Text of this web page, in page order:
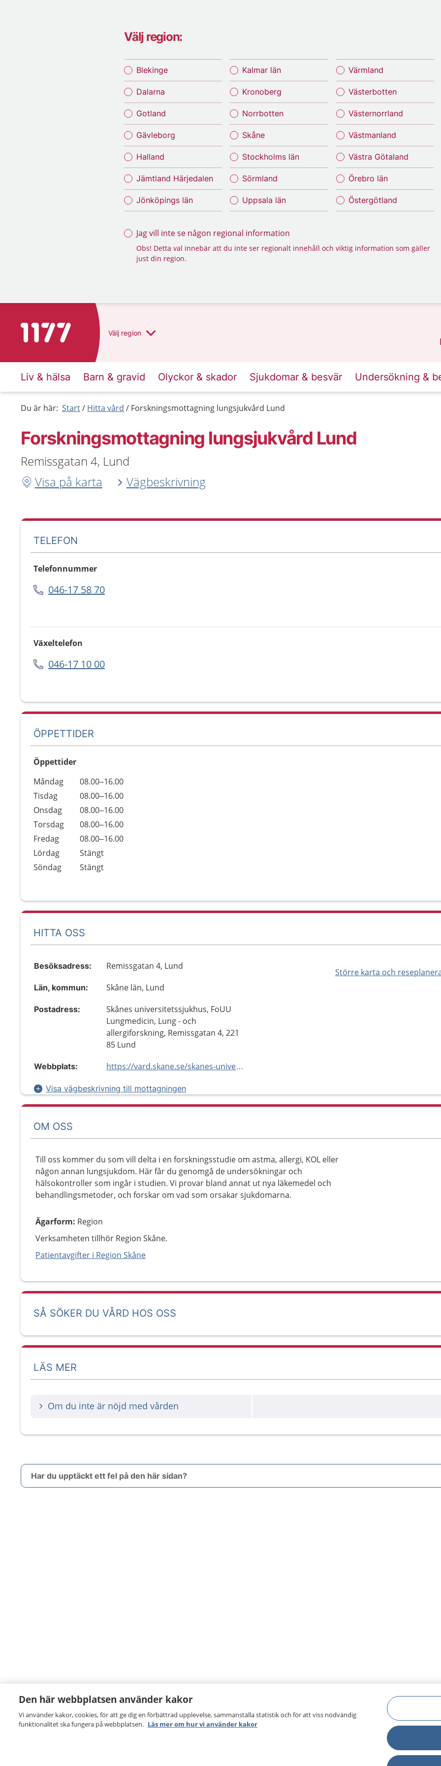
Välj region:
Blekinge
Dalarna
Gotland
Gävleborg
Halland
Jämtland Härjedalen
Jönköpings län
Kalmar län
Kronoberg
Norrbotten
Skåne
Stockholms län
Sörmland
Uppsala län
Värmland
Västerbotten
Västernorrland
Västmanland
Västra Götaland
Örebro län
Östergötland
Jag vill inte se någon regional information
Obs! Detta val innebär att du inte ser regionalt innehåll och viktig information som gäller
just din region.
Till startsidan för 1177 Välj region
Liv & hälsa Barn & gravid Olyckor & skador Sjukdomar & besvär Undersökning &
Du är här: Start Hitta vård Forskningsmottagning lungsjukvård Lund
Forskningsmottagning lungsjukvård Lund
Remissgatan 4, Lund
Visa på karta
Vägbeskrivning
TELEFON
Telefonnummer
046-17 58 70
Växeltelefon
046-17 10 00
ÖPPETTIDER
Öppettider
Dag
Öppettider
Kommentarer
Måndag
08.00–16.00
Tisdag
08.00–16.00
Onsdag
08.00–16.00
Torsdag
08.00–16.00
Fredag
08.00–16.00
Lördag
Stängt
Söndag
Stängt
HITTA OSS
Större karta och
Besöksadress: Remissgatan 4, Lund
Län, kommun: Skåne län, Lund
Postadress:
Skånes universitetssjukhus, FoUU
Lungmedicin, Lung - och
allergiforskning, Remissgatan 4, 221
85 Lund
Webbplats: https://vard.skane.se/skanes-universitetssjukhus-sus/mottagningar-och-avdelningar/forskningsmottagning-lungsjukvard-Lund/
Visa vägbeskrivning till mottagningen
OM OSS
Till oss kommer du som vill delta i en forskningsstudie om astma, allergi, KOL eller
någon annan lungsjukdom. Här får du genomgå de undersökningar och
hälsokontroller som ingår i studien. Vi provar bland annat ut nya läkemedel och
behandlingsmetoder, och forskar om vad som orsakar sjukdomarna.
Ägarform: Region
Verksamheten tillhör Region Skåne.
Patientavgifter i Region Skåne
SÅ SÖKER DU VÅRD HOS OSS
LÄS MER
Om du inte är nöjd med vården
Har du upptäckt ett fel på den här sidan?
Den här webbplatsen använder kakor
Vi använder kakor, cookies, för att ge dig en förbättrad upplevelse, sammanställa statistik och för att viss nödvändig
funktionalitet ska fungera på webbplatsen. Läs mer om hur vi använder kakor